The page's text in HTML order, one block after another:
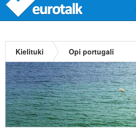
Kielituki Opi portugali